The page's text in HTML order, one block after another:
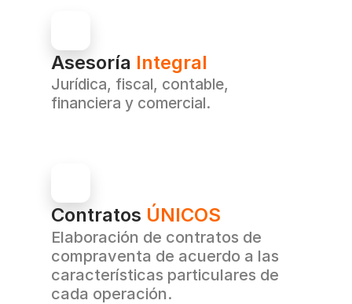
Asesoría Integral
Jurídica, fiscal, contable,
financiera y comercial.
Contratos ÚNICOS
Elaboración de contratos de
compraventa de acuerdo a las
características particulares de
cada operación.